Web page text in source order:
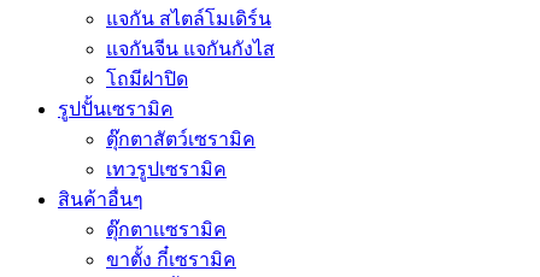
แจกัน สไตล์โมเดิร์น
แจกันจีน แจกันกังไส
โถมีฝาปิด
รูปปั้นเซรามิค
ตุ๊กตาสัตว์เซรามิค
เทวรูปเซรามิค
สินค้าอื่นๆ
ตุ๊กตาเเซรามิค
ขาตั้ง กี๋เซรามิค